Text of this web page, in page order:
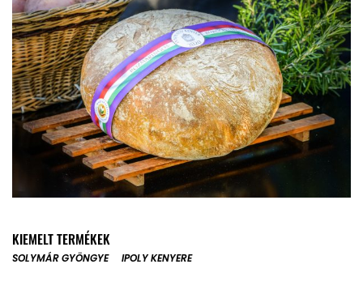
KIEMELT TERMÉKEK
SOLYMÁR GYÖNGYE IPOLY KENYERE